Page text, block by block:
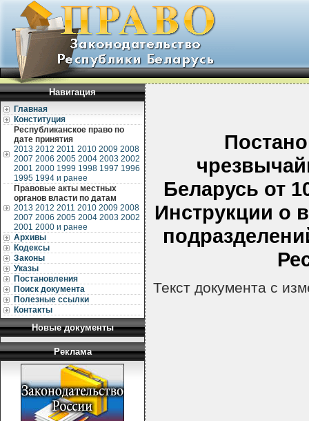
Навигация
Главная
Конституция
Республиканское право по
дате принятия
2013 2012 2011 2010 2009 2008
2007 2006 2005 2004 2003 2002
2001 2000 1999 1998 1997 1996
1995 1994 и ранее
Правовые акты местных
органов власти по датам
2013 2012 2011 2010 2009 2008
2007 2006 2005 2004 2003 2002
2001 2000 и ранее
Архивы
Кодексы
Законы
Указы
Постановления
Поиск документа
Полезные ссылки
Контакты
Новые документы
Реклама
Беларусь от
Инструкции о
Текст документа с